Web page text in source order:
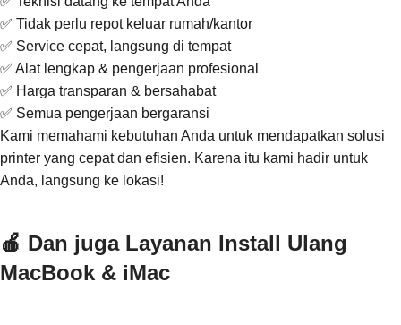
✅ Tidak perlu repot keluar rumah/kantor
✅ Service cepat, langsung di tempat
✅ Alat lengkap & pengerjaan profesional
✅ Harga transparan & bersahabat
✅ Semua pengerjaan bergaransi
Kami memahami kebutuhan Anda untuk mendapatkan solusi
printer yang cepat dan efisien. Karena itu kami hadir untuk
Anda, langsung ke lokasi!
🍎 Dan juga Layanan Install Ulang
MacBook & iMac